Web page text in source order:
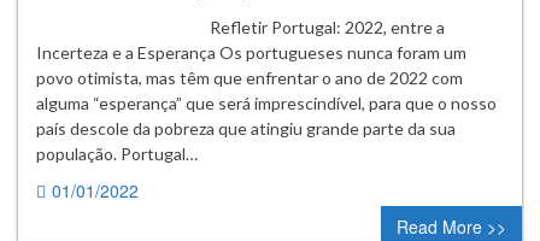
Refletir Portugal: 2022, entre a
Incerteza e a Esperança Os portugueses nunca foram um
povo otimista, mas têm que enfrentar o ano de 2022 com
alguma “esperança” que será imprescindível, para que o nosso
país descole da pobreza que atingiu grande parte da sua
população. Portugal…
01/01/2022
0 comment
Read More >>